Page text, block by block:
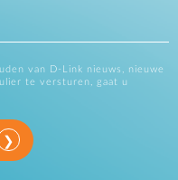
van D-Link nieuws, nieuwe
te versturen, gaat u